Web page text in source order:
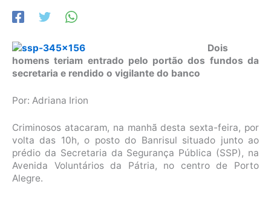
Dois
homens teriam entrado pelo portão dos fundos da
secretaria e rendido o vigilante do banco
Por: Adriana Irion
Criminosos atacaram, na manhã desta sexta-feira, por
volta das 10h, o posto do Banrisul situado junto ao
prédio da Secretaria da Segurança Pública (SSP), na
Avenida Voluntários da Pátria, no centro de Porto
Alegre.